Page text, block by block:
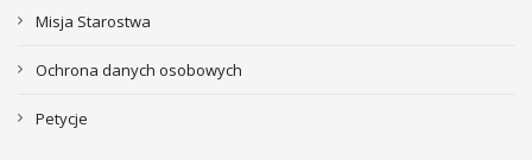
Misja Starostwa
Ochrona danych osobowych
Petycje